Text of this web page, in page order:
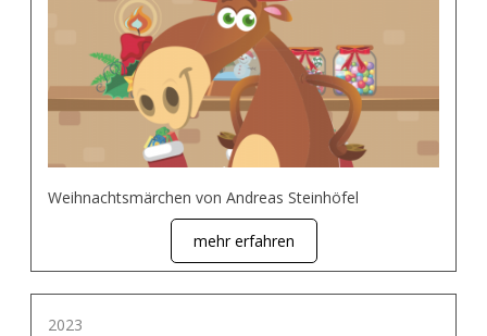
Weihnachtsmärchen von Andreas Steinhöfel
mehr erfahren
2023